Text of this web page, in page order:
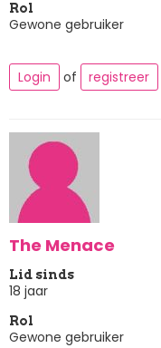
Rol
Gewone gebruiker
Login of registreer
The Menace
Lid sinds
18 jaar
Rol
Gewone gebruiker